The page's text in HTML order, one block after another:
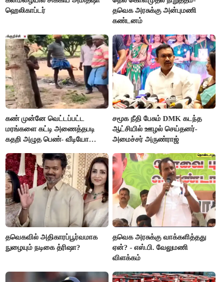
ஹெலிகாப்டர்
தவெக அரசுக்கு அன்புமணி
கண்டனம்
கண் முன்னே வெட்டப்பட்ட
மரங்களை கட்டி அணைத்தபடி
கதறி அழுத பெண்- வீடியோ
சமூக நீதி பேசும் DMK கடந்த
ஆட்சியில் ஊழல் செய்தனர்-
அமைச்சர் அருண்ராஜ்
தவெகவில் அதிகாரப்பூர்வமாக
நுழையும் நடிகை த்ரிஷா?
தவெக அரசுக்கு வாக்களித்தது
ஏன்? - எஸ்.பி. வேலுமணி
விளக்கம்